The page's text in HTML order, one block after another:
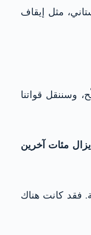
مثل إيقاف
في الأول من أيلول 1999 بإنهاء الكفاح المسلّح، وسننقل قواتنا
نتيجة لهذا الانسحاب، وأُسِر قرابة 100 مقاتل، فيما لا يزال مئات آخرين
فقد كانت هناك